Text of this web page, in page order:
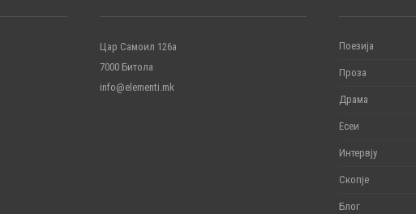
Цар Самоил 126а
7000 Битола
info@elementi.mk
Поезија
Проза
Драма
Есеи
Интервју
Скопје
Блог